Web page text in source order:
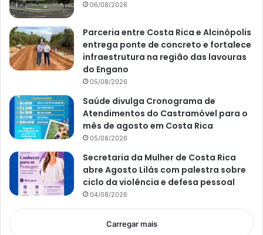
06/08/2026
Parceria entre Costa Rica e Alcinópolis
entrega ponte de concreto e fortalece
infraestrutura na região das lavouras
do Engano
05/08/2026
Saúde divulga Cronograma de
Atendimentos do Castramóvel para o
mês de agosto em Costa Rica
05/08/2026
Secretaria da Mulher de Costa Rica
abre Agosto Lilás com palestra sobre
ciclo da violência e defesa pessoal
04/08/2026
Carregar mais